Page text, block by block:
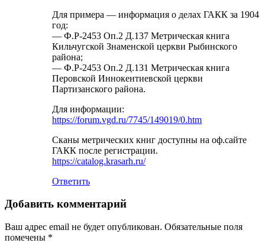
Для примера — информация о делах ГАКК за 1904
год:
— Ф.Р-2453 Оп.2 Д.137 Метрическая книга
Кильчугской Знаменской церкви Рыбинского
района;
— Ф.Р-2453 Оп.2 Д.131 Метрическая книга
Перовской Иннокентиевской церкви
Партизанского района.
Для информации:
https://forum.vgd.ru/7745/149019/0.htm
Сканы метрических книг доступны на оф.сайте
ГАКК после регистрации.
https://catalog.krasarh.ru/
Ответить
Добавить комментарий
Ваш адрес email не будет опубликован. Обязательные поля
помечены *